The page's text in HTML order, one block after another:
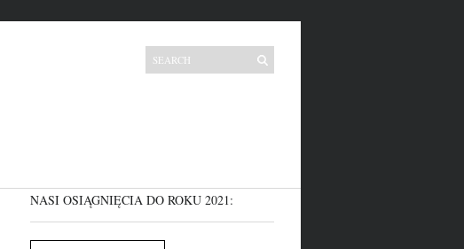
NASI OSIĄGNIĘCIA DO ROKU 2021: